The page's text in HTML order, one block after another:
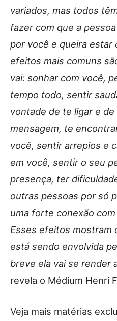
variados, mas todos
fazer com que a
por você e queira estar
efeitos mais comuns
vai: sonhar com você,
tempo todo, sentir
vontade de te ligar e
mensagem, te
você, sentir arrepios e
em você, sentir o seu
presença, ter
outras pessoas por só
uma forte conexão
Esses efeitos mostram
está sendo envolvida
breve ela vai se render
revela o Médium Henri
Veja mais matérias